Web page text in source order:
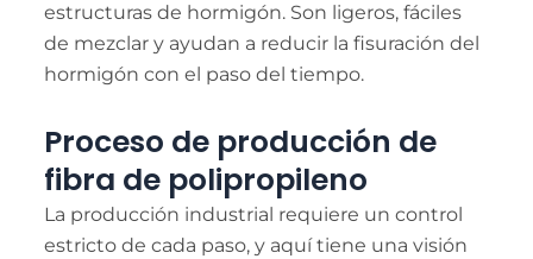
estructuras de hormigón. Son ligeros, fáciles
de mezclar y ayudan a reducir la fisuración del
hormigón con el paso del tiempo.
Proceso de producción de
fibra de polipropileno
La producción industrial requiere un control
estricto de cada paso, y aquí tiene una visión